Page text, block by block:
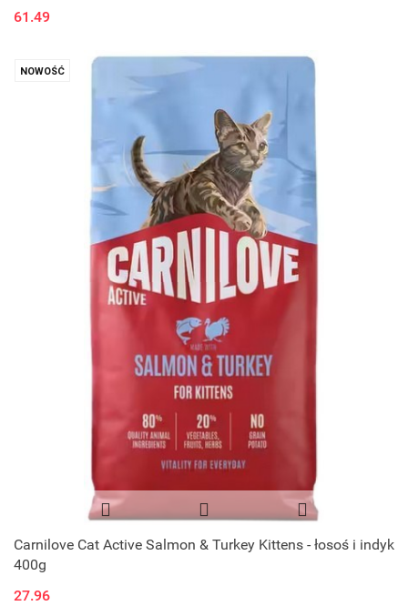
61.49
NOWOŚĆ
Carnilove Cat Active Salmon & Turkey Kittens - łosoś i indyk
400g
27.96